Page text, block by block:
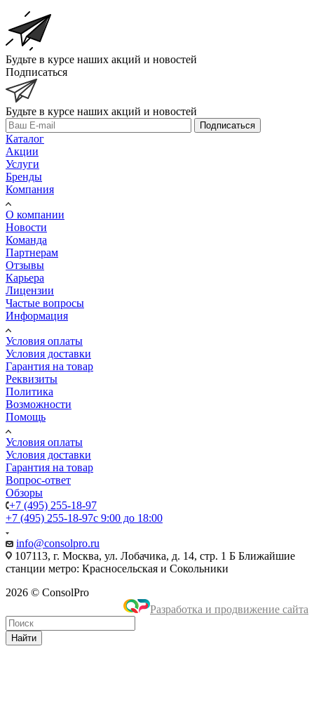
Будьте в курсе наших акций и новостей
Подписаться
Будьте в курсе наших акций и новостей
Подписаться
Каталог
Акции
Услуги
Бренды
Компания
О компании
Новости
Команда
Партнерам
Отзывы
Карьера
Лицензии
Частые вопросы
Информация
Условия оплаты
Условия доставки
Гарантия на товар
Реквизиты
Политика
Возможности
Помощь
Условия оплаты
Условия доставки
Гарантия на товар
Вопрос-ответ
Обзоры
+7 (495) 255-18-97
+7 (495) 255-18-97с 9:00 до 18:00
info@consolpro.ru
107113, г. Москва, ул. Лобачика, д. 14, стр. 1 Б Ближайшие
станции метро: Красносельская и Сокольники
2026 © ConsolPro
Разработка и продвижение сайта
Найти